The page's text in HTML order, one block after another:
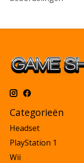
Categorieën
Headset
PlayStation 1
Wii